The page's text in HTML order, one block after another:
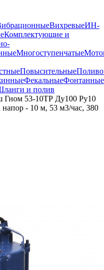
ВихревыеИН-
Комплектующие и
Многоступенчатые
Повысительные
ФекальныеФонтанные
и полив
Гном 53-10ТР Ду100 Ру10
- 10 м, 53 м3/час, 380